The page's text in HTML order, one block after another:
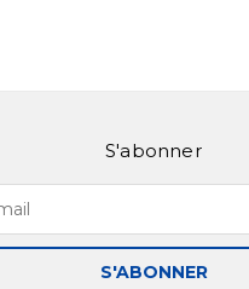
ML-16HR
vandal
body
S'abonner
S'ABONNER